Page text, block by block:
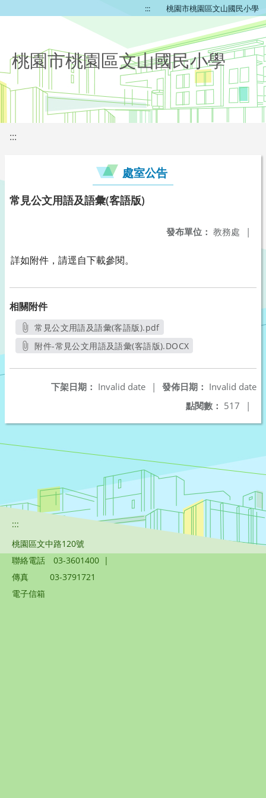
::: 桃園市桃園區文山國民小學
桃園市桃園區文山國民小學
:::
處室公告
常見公文用語及語彙(客語版)
發布單位： 教務處 |
詳如附件，請逕自下載參閱。
相關附件
常見公文用語及語彙(客語版).pdf
另開新視窗
附件-常見公文用語及語彙(客語版).DOCX
發佈日期： Invalid date
下架日期： Invalid date
|
點閱數： 517 |
:::
桃園區文中路120號
聯絡電話
03-3601400 |
傳真
03-3791721
電子信箱